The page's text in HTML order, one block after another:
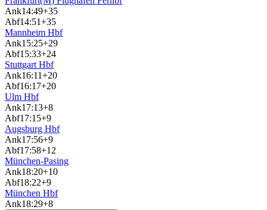
Ank14:49+35
Abf14:51+35
Mannheim Hbf
Ank15:25+29
Abf15:33+24
Stuttgart Hbf
Ank16:11+20
Abf16:17+20
Ulm Hbf
Ank17:13+8
Abf17:15+9
Augsburg Hbf
Ank17:56+9
Abf17:58+12
München-Pasing
Ank18:20+10
Abf18:22+9
München Hbf
Ank18:29+8